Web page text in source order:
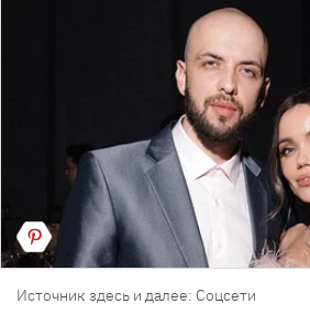
Источник здесь и далее: Соцсети